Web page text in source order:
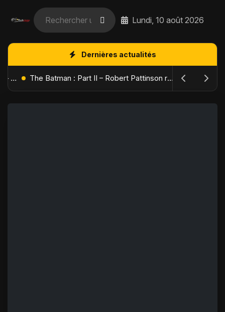
Lundi, 10 août 2026
Dernières actualités
L'Âge de Glace : Le Réveil du Volcan – Manny, Sid et Diego de retour pour une aventure explosive The Batman : Part II – Robert Pattinson replonge dans les ténèbres de Gotham dès octobre 2027